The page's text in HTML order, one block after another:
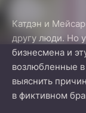
Катдэн и
другу люди. Но
бизнесмена и
возлюбленные
выяснить
в фиктивном